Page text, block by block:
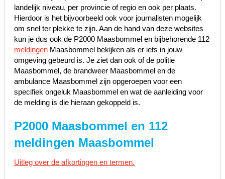
landelijk niveau, per provincie of regio en ook per plaats.
Hierdoor is het bijvoorbeeld ook voor journalisten mogelijk
om snel ter plekke te zijn. Aan de hand van deze websites
kun je dus ook de P2000 Maasbommel en bijbehorende 112
meldingenMaasbommel bekijken als er iets in jouw
omgeving gebeurd is. Je ziet dan ook of de politie
Maasbommel, de brandweer Maasbommel en de
ambulance Maasbommel zijn opgeroepen voor een
specifiek ongeluk Maasbommel en wat de aanleiding voor
de melding is die hieraan gekoppeld is.
P2000 Maasbommel en 112
meldingen Maasbommel
Uitleg over de afkortingen en termen.